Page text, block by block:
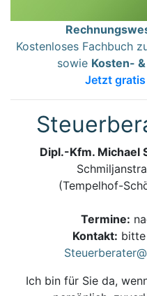
Kostenloses Fachbuch
sowie Kosten-
Jetzt
Dipl.-Kfm. Michael
(Tempelhof-
Termine:
Kontakt:
Ich bin für Sie da,